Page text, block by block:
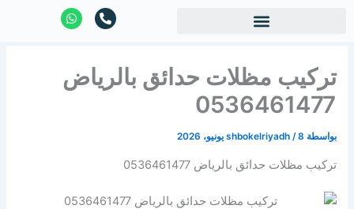
P
h
a
l
W
h
p
p
تركيب مظلات حدائق بالرياض
0536461477
بواسطة shbokelriyadh /8 يونيو، 2026
تركيب مظلات حدائق بالرياض 0536461477